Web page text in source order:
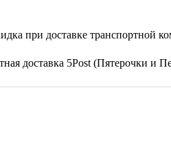
при доставке транспортной
доставка 5Post (Пятерочки и